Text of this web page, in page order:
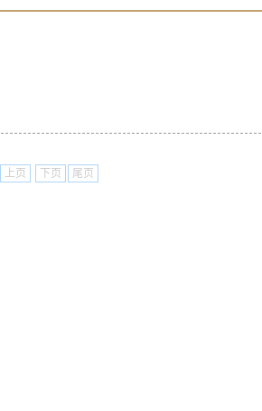
上页 下页 尾页